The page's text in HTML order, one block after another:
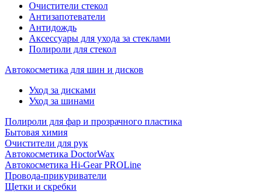
Очистители стекол
Антизапотеватели
Антидождь
Аксессуары для ухода за стеклами
Полироли для стекол
Автокосметика для шин и дисков
Уход за дисками
Уход за шинами
Полироли для фар и прозрачного пластика
Бытовая химия
Очистители для рук
Автокосметика DoctorWax
Автокосметика Hi-Gear PROLine
Провода-прикуриватели
Щетки и скребки